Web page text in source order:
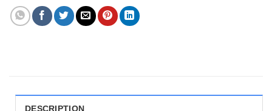
DESCRIPTION